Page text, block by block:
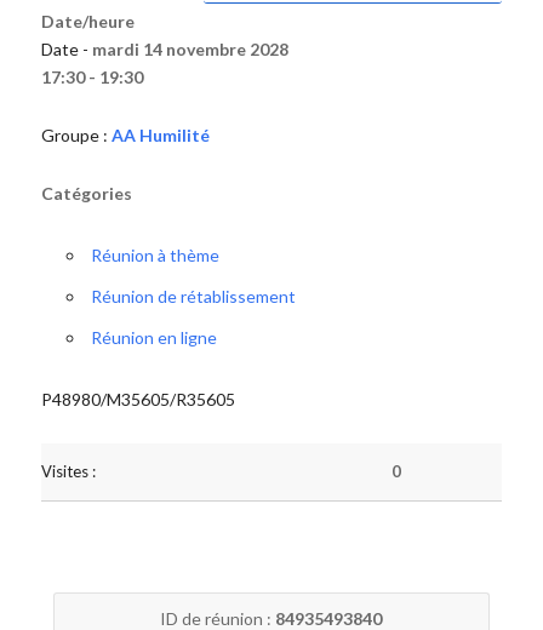
Date/heure
Date - mardi 14 novembre 2028
17:30 - 19:30
Groupe : AA Humilité
Catégories
Réunion à thème
Réunion de rétablissement
Réunion en ligne
P48980/M35605/R35605
Visites : 0
ID de réunion : 84935493840